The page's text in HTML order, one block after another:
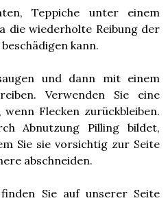
Teppiche unter einem
die wiederholte Reibung der
kann.
und dann mit einem
Verwenden Sie eine
Flecken zurückbleiben.
Abnutzung Pilling bildet,
Sie sie vorsichtig zur Seite
abschneiden.
Sie auf unserer Seite